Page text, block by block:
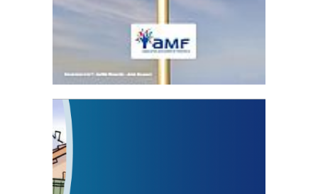
Statut de l’élu local
3 avril 2024
Mise à jour avril 2024
FEUILLETER